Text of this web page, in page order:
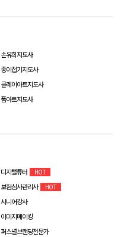
손유희지도사
종이접기지도사
클레이아트지도사
폼아트지도사
디지털튜터 HOT
보험심사관리사 HOT
시니어강사
이미지메이킹
퍼스널브랜딩전문가